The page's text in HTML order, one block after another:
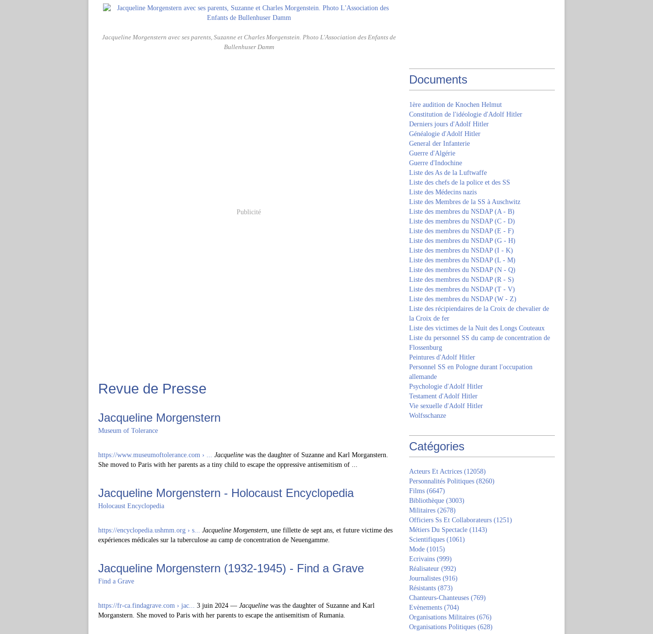
Jacqueline Morgenstern avec ses parents, Suzanne et Charles Morgenstein. Photo L'Association des Enfants de
Bullenhuser Damm
Publicité
Revue de Presse
Jacqueline Morgenstern
Museum of Tolerance
https://www.museumoftolerance.com › ... Jacqueline was the daughter of Suzanne and Karl Morganstern.
She moved to Paris with her parents as a tiny child to escape the oppressive antisemitism of ...
Jacqueline Morgenstern - Holocaust Encyclopedia
Holocaust Encyclopedia
https://encyclopedia.ushmm.org › s... Jacqueline Morgenstern, une fillette de sept ans, et future victime des
expériences médicales sur la tuberculose au camp de concentration de Neuengamme.
Jacqueline Morgenstern (1932-1945) - Find a Grave
Find a Grave
https://fr-ca.findagrave.com › jac... 3 juin 2024 — Jacqueline was the daughter of Suzanne and Karl
Morganstern. She moved to Paris with her parents to escape the antisemitism of Rumania.
Documents
1ère audition de Knochen Helmut
Constitution de l'idéologie d'Adolf Hitler
Derniers jours d'Adolf Hitler
Généalogie d'Adolf Hitler
General der Infanterie
Guerre d'Algérie
Guerre d'Indochine
Liste des As de la Luftwaffe
Liste des chefs de la police et des SS
Liste des Médecins nazis
Liste des Membres de la SS à Auschwitz
Liste des membres du NSDAP (A - B)
Liste des membres du NSDAP (C - D)
Liste des membres du NSDAP (E - F)
Liste des membres du NSDAP (G - H)
Liste des membres du NSDAP (I - K)
Liste des membres du NSDAP (L - M)
Liste des membres du NSDAP (N - Q)
Liste des membres du NSDAP (R - S)
Liste des membres du NSDAP (T - V)
Liste des membres du NSDAP (W - Z)
Liste des récipiendaires de la Croix de chevalier de
la Croix de fer
Liste des victimes de la Nuit des Longs Couteaux
Liste du personnel SS du camp de concentration de
Flossenburg
Peintures d'Adolf Hitler
Personnel SS en Pologne durant l'occupation
allemande
Psychologie d'Adolf Hitler
Testament d'Adolf Hitler
Vie sexuelle d'Adolf Hitler
Wolfsschanze
Catégories
Acteurs Et Actrices (12058)
Personnalités Politiques (8260)
Films (6647)
Bibliothèque (3003)
Militaires (2678)
Officiers Ss Et Collaborateurs (1251)
Métiers Du Spectacle (1143)
Scientifiques (1061)
Mode (1015)
Ecrivains (999)
Réalisateur (992)
Journalistes (916)
Résistants (873)
Chanteurs-Chanteuses (769)
Evènements (704)
Organisations Militaires (676)
Organisations Politiques (628)